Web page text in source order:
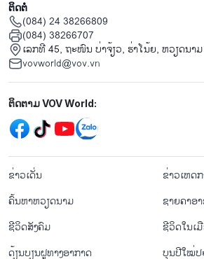
ຕິດຕໍ່
(084) 24 38266809
(084) 38266707
ເລກທີ 45, ຖະໜົນ ບ່າ​ຈ້ຽວ, ຮ່າ​ໂນ້ຍ, ຫວຽດນາມ
vovworld@vov.vn
Mạng xã hội
ຕິດຕາມ VOV World:
menu footer tiếng Lào
ຂ່າວເດັ່ນ
ຂ່າວເຫດ
ຄົ້ນຫາຫວຽດນາມ
ຊາຍຄາອ
ຊີ​ວິດ​ສັງ​ຄົມ
ຊີ​ວິດ​ໃນ​ເ
ດ້ຽນບຽນ​ຝູທາງ​ອາກາດ
ບຸນປີໃໝ່ປ